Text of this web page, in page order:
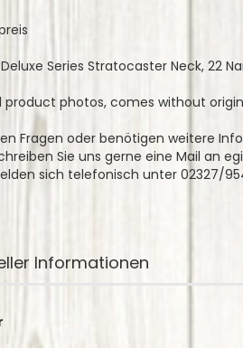
Series Stratocaster Neck, 22
product photos, comes without
Fragen oder benötigen weitere
Sie uns gerne eine Mail an
sich telefonisch unter 02327/
Informationen